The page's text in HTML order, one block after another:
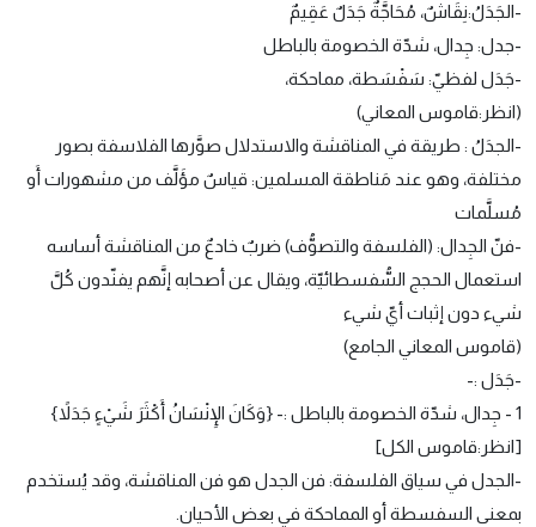
-الجَدَلُ:نِقَاشٌ، مُحَاجَّةٌ جَدَلٌ عَقِيمٌ
-جدل: جِدال، شدّة الخصومة بالباطل
-جَدَل لفظيّ: سَفْسَطة، مماحكة،
(انظر:قاموس المعاني)
-الجدَلُ : طريقة في المناقشة والاستدلال صوَّرها الفلاسفة بصور
مختلفة، وهو عند مَناطقة المسلمين: قياسٌ مؤَلَّف من مشهورات أَو
مُسلَّمات
-فنّ الجِدال: (الفلسفة والتصوُّف) ضربٌ خادعٌ من المناقشة أساسه
استعمال الحجج السُّفسطائيّة، ويقال عن أصحابه إنَّهم يفنّدون كُلَّ
شيء دون إثبات أيّ شيء
(قاموس المعاني الجامع)
-جَدَل :-
1 - جِدال، شدّة الخصومة بالباطل :- {وَكَانَ الإِنْسَانُ أَكْثَرَ شَيْءٍ جَدَلاً}
[انظر:قاموس الكل]
-الجدل في سياق الفلسفة: فن الجدل هو فن المناقشة، وقد يُستخدم
بمعنى السفسطة أو المماحكة في بعض الأحيان.